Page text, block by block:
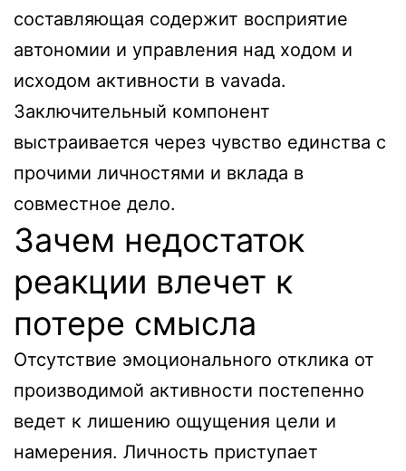
составляющая содержит восприятие
автономии и управления над ходом и
исходом активности в vavada.
Заключительный компонент
выстраивается через чувство единства с
прочими личностями и вклада в
совместное дело.
Зачем недостаток
реакции влечет к
потере смысла
Отсутствие эмоционального отклика от
производимой активности постепенно
ведет к лишению ощущения цели и
намерения. Личность приступает